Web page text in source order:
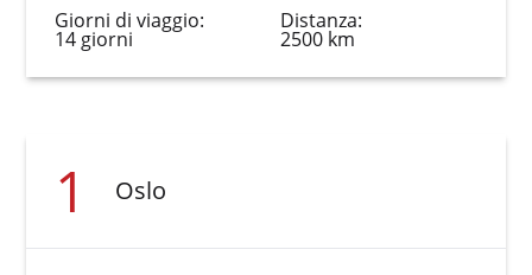
Giorni di viaggio:
14 giorni
Distanza:
2500 km
1 Oslo